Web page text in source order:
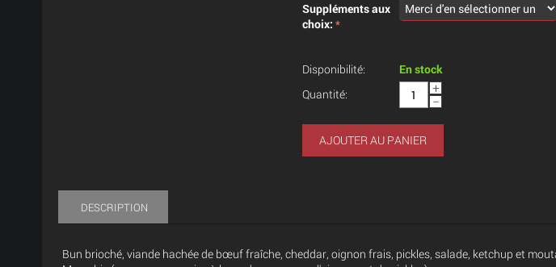
Suppléments aux
choix:
Disponibilité:
En stock
Quantité:
+
−
AJOUTER AU PANIER
DESCRIPTION
Bun brioché, viande hachée de bœuf fraîche, cheddar, oignon frais, pickles, salade, ketchup et